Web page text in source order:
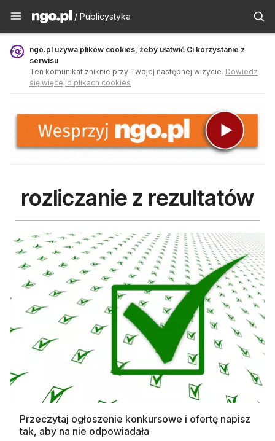
Publicystyka - ngo.pl
/ Publicystyka
ngo.pl używa plików cookies, żeby ułatwić Ci korzystanie z
serwisu
Ten komunikat zniknie przy Twojej następnej wizycie. Dowiedz
się więcej o plikach cookies
rozliczanie z rezultatów
Przeczytaj ogłoszenie konkursowe i ofertę napisz
tak, aby na nie odpowiadała